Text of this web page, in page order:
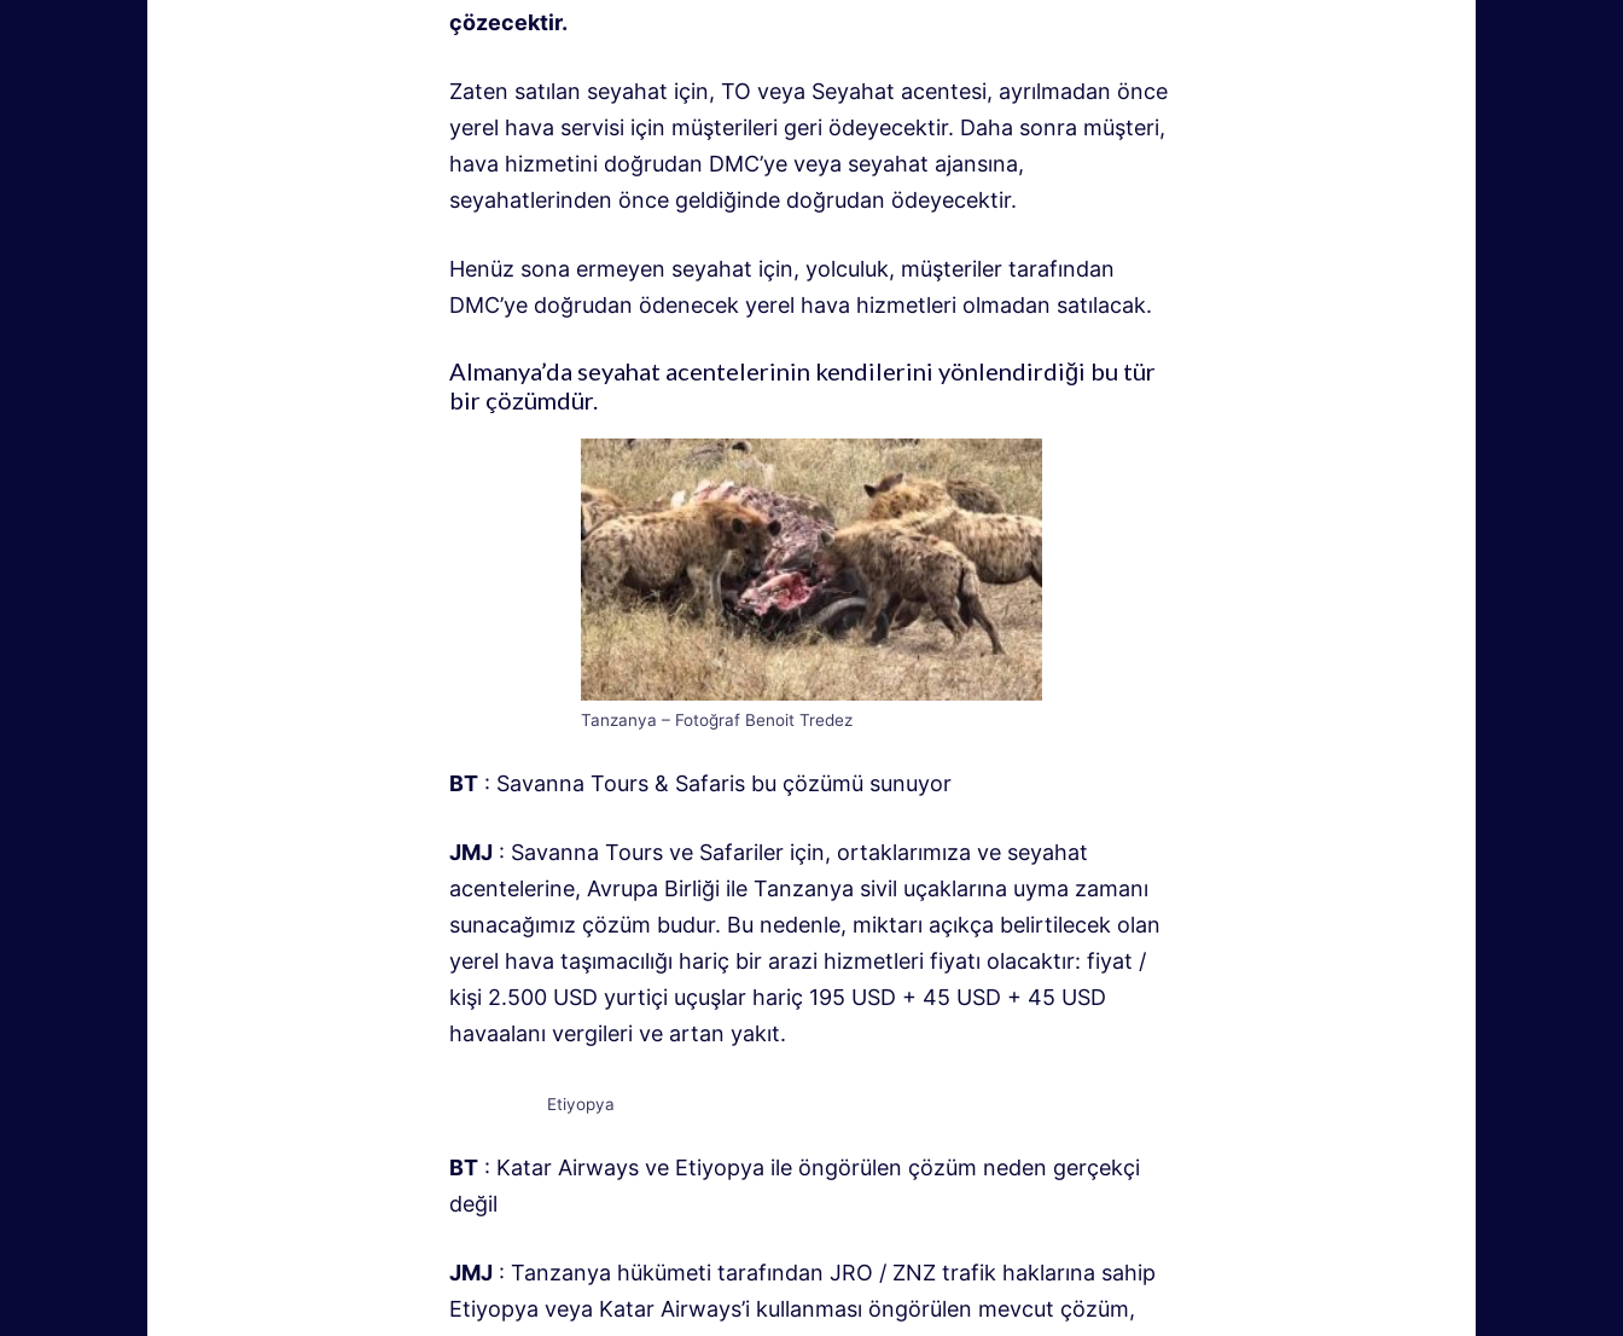
çözecektir.
Zaten satılan seyahat için, TO veya Seyahat acentesi, ayrılmadan önce
yerel hava servisi için müşterileri geri ödeyecektir. Daha sonra müşteri,
hava hizmetini doğrudan DMC’ye veya seyahat ajansına,
seyahatlerinden önce geldiğinde doğrudan ödeyecektir.
Henüz sona ermeyen seyahat için, yolculuk, müşteriler tarafından
DMC’ye doğrudan ödenecek yerel hava hizmetleri olmadan satılacak.
Almanya’da seyahat acentelerinin kendilerini yönlendirdiği bu tür
bir çözümdür.
Tanzanya – Fotoğraf Benoit Tredez
BT : Savanna Tours & Safaris bu çözümü sunuyor
JMJ : Savanna Tours ve Safariler için, ortaklarımıza ve seyahat
acentelerine, Avrupa Birliği ile Tanzanya sivil uçaklarına uyma zamanı
sunacağımız çözüm budur. Bu nedenle, miktarı açıkça belirtilecek olan
yerel hava taşımacılığı hariç bir arazi hizmetleri fiyatı olacaktır: fiyat /
kişi 2.500 USD yurtiçi uçuşlar hariç 195 USD + 45 USD + 45 USD
havaalanı vergileri ve artan yakıt.
Etiyopya
BT : Katar Airways ve Etiyopya ile öngörülen çözüm neden gerçekçi
değil
JMJ : Tanzanya hükümeti tarafından JRO / ZNZ trafik haklarına sahip
Etiyopya veya Katar Airways’i kullanması öngörülen mevcut çözüm,